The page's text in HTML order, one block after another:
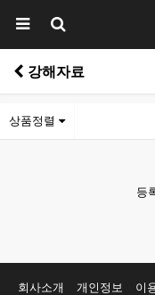
강해자료
상품정렬
등
회사소개 개인정보 이